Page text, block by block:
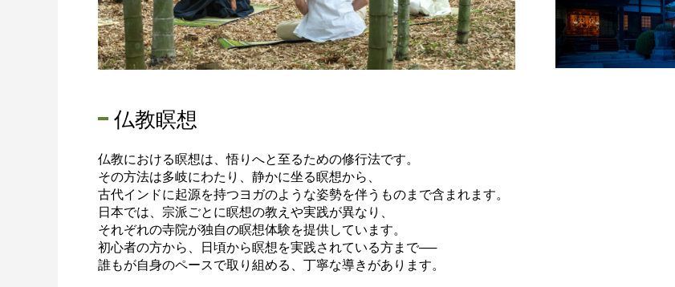
仏教瞑想
仏教における瞑想は、悟りへと至るための修行法です。
その方法は多岐にわたり、静かに坐る瞑想から、
古代インドに起源を持つヨガのような姿勢を伴うものまで含まれます。
日本では、宗派ごとに瞑想の教えや実践が異なり、
それぞれの寺院が独自の瞑想体験を提供しています。
初心者の方から、日頃から瞑想を実践されている方まで──
誰もが自身のペースで取り組める、丁寧な導きがあります。